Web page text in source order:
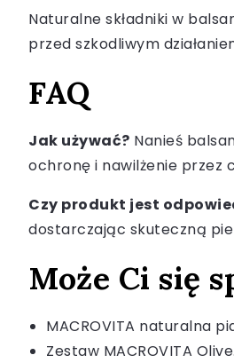
Naturalne składniki w
przed szkodliwym
FAQ
Jak używać? Nanieś
ochronę i nawilżenie przez
Czy produkt jest
dostarczając skuteczną
Może Ci się
MACROVITA naturalna
Zestaw MACROVITA